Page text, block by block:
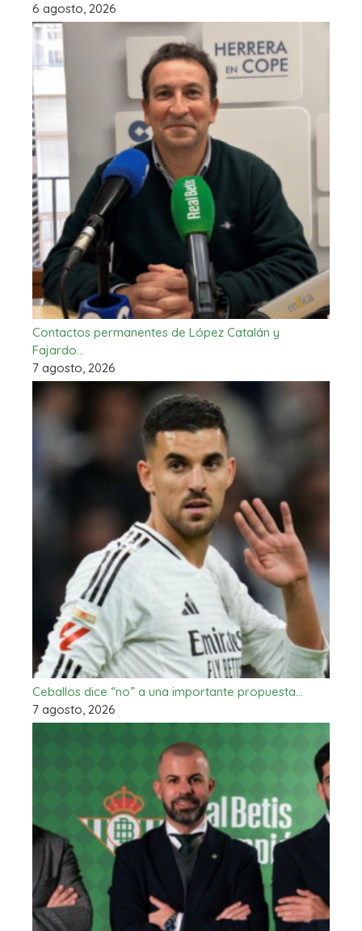
6 agosto, 2026
Contactos permanentes de López Catalán y
Fajardo…
7 agosto, 2026
Ceballos dice “no” a una importante propuesta…
7 agosto, 2026